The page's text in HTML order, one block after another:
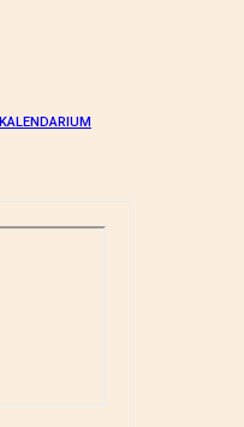
KALENDARIUM